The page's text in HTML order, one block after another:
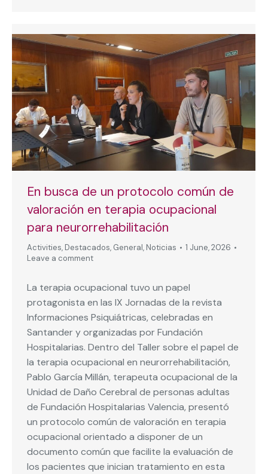
En busca de un protocolo común de
valoración en terapia ocupacional
para neurorrehabilitación
Activities, Destacados, General, Noticias
1 June, 2026
Leave a comment
La terapia ocupacional tuvo un papel
protagonista en las IX Jornadas de la revista
Informaciones Psiquiátricas, celebradas en
Santander y organizadas por Fundación
Hospitalarias. Dentro del Taller sobre el papel de
la terapia ocupacional en neurorrehabilitación,
Pablo García Millán, terapeuta ocupacional de la
Unidad de Daño Cerebral de personas adultas
de Fundación Hospitalarias Valencia, presentó
un protocolo común de valoración en terapia
ocupacional orientado a disponer de un
documento común que facilite la evaluación de
los pacientes que inician tratamiento en esta